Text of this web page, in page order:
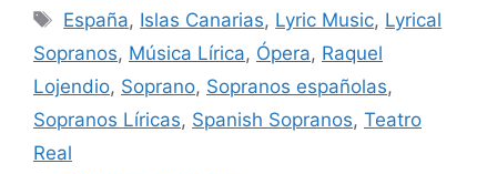
España, Islas Canarias, Lyric Music, Lyrical
Sopranos, Música Lírica, Ópera, Raquel
Lojendio, Soprano, Sopranos españolas,
Sopranos Líricas, Spanish Sopranos, Teatro
Real